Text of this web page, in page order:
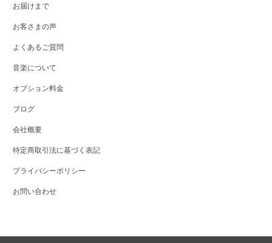
お届けまで
お客さまの声
よくあるご質問
音楽について
オプション料金
ブログ
会社概要
特定商取引法に基づく表記
プライバシーポリシー
お問い合わせ